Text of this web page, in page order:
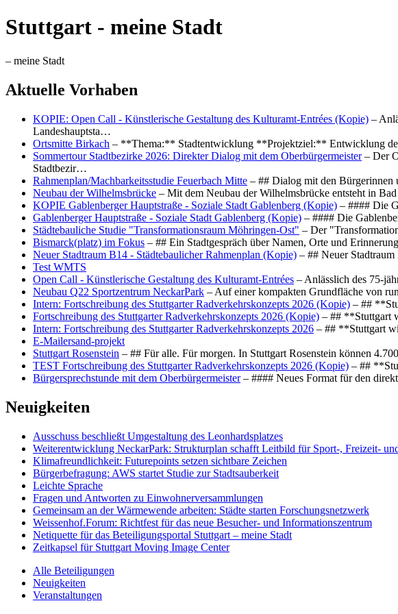
Stuttgart - meine Stadt
– meine Stadt
Aktuelle Vorhaben
KOPIE: Open Call - Künstlerische Gestaltung des Kulturamt-Entrées (Kopie) –
Landeshauptsta…
Ortsmitte Birkach – **Thema:** Stadtentwicklung **Projektziel:** Entwicklung
Sommertour Stadtbezirke 2026: Direkter Dialog mit dem Oberbürgermeister– Der
Stadtbezir…
Rahmenplan/Machbarkeitsstudie Feuerbach Mitte – ## Dialog mit den Bürgerinnen
Neubau der Wilhelmsbrücke – Mit dem Neubau der Wilhelmsbrücke entsteht in
KOPIE Gablenberger Hauptstraße - Soziale Stadt Gablenberg (Kopie) – #### Die
Gablenberger Hauptstraße - Soziale Stadt Gablenberg (Kopie) – #### Die
Städtebauliche Studie "Transformationsraum Möhringen-Ost" – Der
Bismarck(platz) im Fokus – ## Ein Stadtgespräch über Namen, Orte und
Neuer Stadtraum B14 - Städtebaulicher Rahmenplan (Kopie) – ## Neuer
Test WMTS
Open Call - Künstlerische Gestaltung des Kulturamt-Entrées – Anlässlich des 75-
Neubau Q22 Sportzentrum NeckarPark – Auf einer kompakten Grundfläche von
Intern: Fortschreibung des Stuttgarter Radverkehrskonzepts 2026 (Kopie) – ##
Fortschreibung des Stuttgarter Radverkehrskonzepts 2026 (Kopie) – ## **Stuttgart
Intern: Fortschreibung des Stuttgarter Radverkehrskonzepts 2026 – ## **Stuttgart
E-Mailersand-projekt
Stuttgart Rosenstein – ## Für alle. Für morgen. In Stuttgart Rosenstein können
TEST Fortschreibung des Stuttgarter Radverkehrskonzepts 2026 (Kopie) – ##
Bürgersprechstunde mit dem Oberbürgermeister– #### Neues Format für den
Neuigkeiten
Ausschuss beschließt Umgestaltung des Leonhards­platzes
Weiterentwicklung NeckarPark: Strukturplan schafft Leitbild für Sport-, Freizeit-
Klimafreundlichkeit: Futurepoints setzen sichtbare Zeichen
Bürgerbefragung: AWS startet Studie zur Stadtsauberkeit
Leichte Sprache
Fragen und Antworten zu Einwohnerversammlungen
Gemeinsam an der Wärmewende arbeiten: Städte starten Forschungsnetzwerk
Weissenhof.Forum: Richtfest für das neue Besucher- und Informationszentrum
Netiquette für das Beteiligungsportal Stuttgart – meine Stadt
Zeitkapsel für Stuttgart Moving Image Center
Alle Beteiligungen
Neuigkeiten
Veranstaltungen